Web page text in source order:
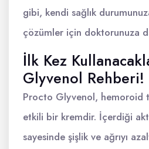
gibi, kendi sağlık
çözümler için doktorunuza
İlk Kez
Glyvenol Rehberi!
Procto Glyvenol, hemoroid
etkili bir kremdir. İçerdiği
sayesinde şişlik ve ağrıyı